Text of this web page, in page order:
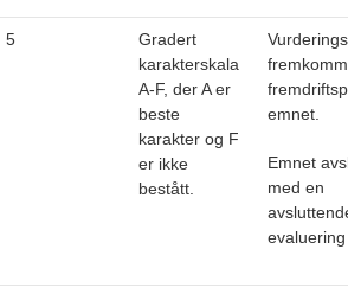
5
Gradert
karakterskala
A-F, der A er
beste
karakter og F
er ikke
bestått.
emnet.
Emnet
med en
evaluering